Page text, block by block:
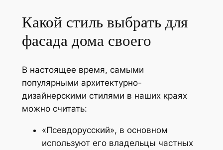
Какой стиль выбрать для
фасада дома своего
В настоящее время, самыми
популярными архитектурно-
дизайнерскими стилями в наших краях
можно считать:
«Псевдорусский», в основном
используют его владельцы частных